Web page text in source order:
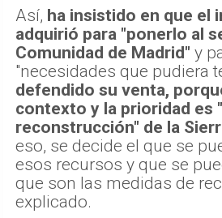
Así, ha insistido en que el
adquirió para "ponerlo al
Comunidad de Madrid" y
"necesidades que pudiera
defendido su venta,
contexto y la prioridad es
reconstrucción" de la
eso, se decide el que se
esos recursos y que se
que son las medidas de
explicado.